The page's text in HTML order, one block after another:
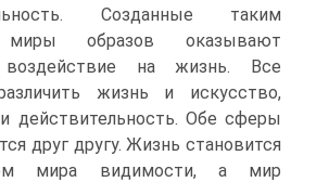
Созданные таким
миры образов оказывают
воздействие на жизнь. Все
жизнь и искусство,
действительность. Обе сферы
друг другу. Жизнь становится
мира види­мости, а мир